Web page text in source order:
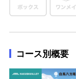
コース別概要